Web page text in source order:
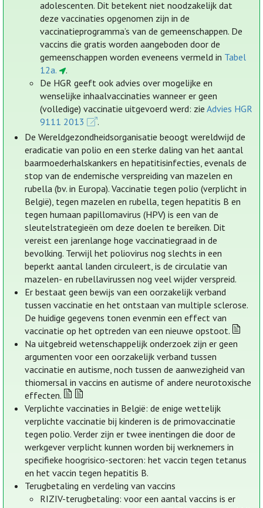
adolescenten. Dit betekent niet noodzakelijk dat
deze vaccinaties opgenomen zijn in de
vaccinatieprogramma’s van de gemeenschappen. De
vaccins die gratis worden aangeboden door de
gemeenschappen worden eveneens vermeld in Tabel
12a.
.
De HGR geeft ook advies over mogelijke en
wenselijke inhaalvaccinaties wanneer er geen
(volledige) vaccinatie uitgevoerd werd: zieAdvies HGR
9111 2013
.
De Wereldgezondheidsorganisatie beoogt wereldwijd de
eradicatie van polio en een sterke daling van het aantal
baarmoederhalskankers en hepatitisinfecties, evenals de
stop van de endemische verspreiding van mazelen en
rubella (bv. in Europa). Vaccinatie tegen polio (verplicht in
België), tegen mazelen en rubella, tegen hepatitis B en
tegen humaan papillomavirus (HPV) is een van de
sleutelstrategieën om deze doelen te bereiken. Dit
vereist een jarenlange hoge vaccinatiegraad in de
bevolking. Terwijl het poliovirus nog slechts in een
beperkt aantal landen circuleert, is de circulatie van
mazelen- en rubellavirussen nog veel wijder verspreid.
Er bestaat geen bewijs van een oorzakelijk verband
tussen vaccinatie en het ontstaan van multiple sclerose.
De huidige gegevens tonen evenmin een effect van
vaccinatie op het optreden van een nieuwe opstoot.
Na uitgebreid wetenschappelijk onderzoek zijn er geen
argumenten voor een oorzakelijk verband tussen
vaccinatie en autisme, noch tussen de aanwezigheid van
thiomersal in vaccins en autisme of andere neurotoxische
effecten.
Verplichte vaccinaties in België: de enige wettelijk
verplichte vaccinatie bij kinderen is de primovaccinatie
tegen polio. Verder zijn er twee inentingen die door de
werkgever verplicht kunnen worden bij werknemers in
specifieke hoogrisico-sectoren: het vaccin tegen tetanus
en het vaccin tegen hepatitis B.
Terugbetaling en verdeling van vaccins
RIZIV-terugbetaling: voor een aantal vaccins is er